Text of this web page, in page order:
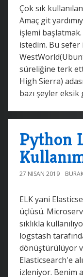
Çok sık
Amaç git
işlemi
istedim. Bu
süreliğine terk
High Sierra)
bazı şeyler
Python
27 NISAN 2019
ELK yani
üçlüsü.
sıklıkla
logstash
dönüştürülüyor
Elasticsearch'e
izleniyor. Benim